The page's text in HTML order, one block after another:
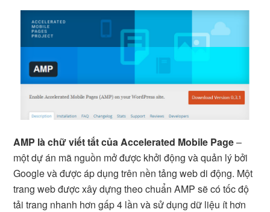
AMP là chữ viết tắt của Accelerated Mobile Page–
một dự án mã nguồn mở được khởi động và quản lý bởi
Google và được áp dụng trên nền tảng web di động. Một
trang web được xây dựng theo chuẩn AMP sẽ có tốc độ
tải trang nhanh hơn gấp 4 lần và sử dụng dữ liệu ít hơn